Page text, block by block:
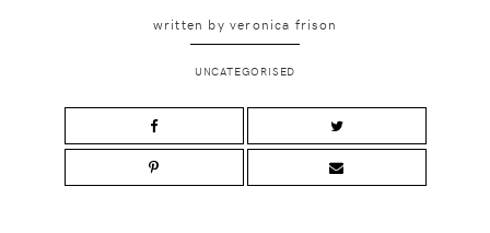
written byveronica frison
UNCATEGORISED